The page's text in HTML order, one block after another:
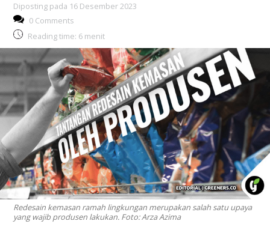
Diposting pada 16 Desember 2023
0 Comments
Reading time: 6 menit
Redesain kemasan ramah lingkungan merupakan salah satu upaya
yang wajib produsen lakukan. Foto: Arza Azima